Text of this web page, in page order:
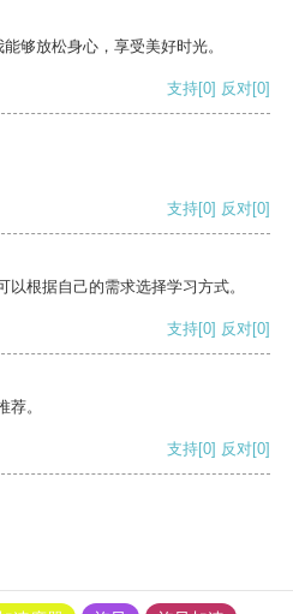
够放松身心，享受美好时光。
支持[0] 反对[0]
支持[0] 反对[0]
根据自己的需求选择学习方式。
支持[0] 反对[0]
。
支持[0] 反对[0]